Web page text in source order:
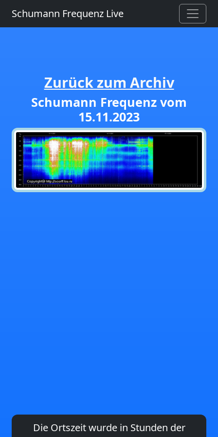
Schumann Frequenz Live
Zurück zum Archiv
Schumann Frequenz vom
15.11.2023
Die Ortszeit wurde in Stunden der